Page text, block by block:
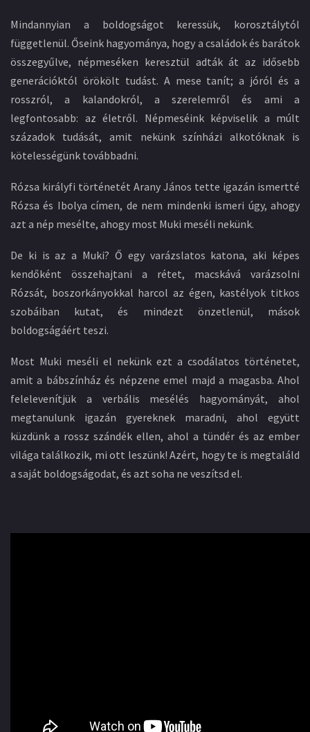
Mindannyian a boldogságot keressük, korosztálytól
függetlenül. Őseink hagyománya, hogy a családok és barátok
összegyűlve, népmeséken keresztül adták át az idősebb
generációktól örökölt tudást. A mese tanít; a jóról és a
rosszról, a kalandokról, a szerelemről és ami a
legfontosabb: az életről. Népmeséink képviselik a múlt
századok tudását, amit nekünk színházi alkotóknak is
kötelességünk továbbadni.
Rózsa királyfi történetét Arany János tette igazán ismertté
Rózsa és Ibolya címen, de nem mindenki ismeri úgy, ahogy
azt a nép mesélte, ahogy most Muki meséli nekünk.
De ki is az a Muki? Ő egy varázslatos katona, aki képes
kendőként összehajtani a rétet, macskává varázsolni
Rózsát, boszorkányokkal harcol az égen, kastélyok titkos
szobáiban kutat, és mindezt önzetlenül, mások
boldogságáért teszi.
Most Muki meséli el nekünk ezt a csodálatos történetet,
amit a bábszínház és népzene emel majd a magasba. Ahol
felelevenítjük a verbális mesélés hagyományát, ahol
megtanulunk igazán gyereknek maradni, ahol együtt
küzdünk a rossz szándék ellen, ahol a tündér és az ember
világa találkozik, mi ott leszünk! Azért, hogy te is megtaláld
a saját boldogságodat, és azt soha ne veszítsd el.